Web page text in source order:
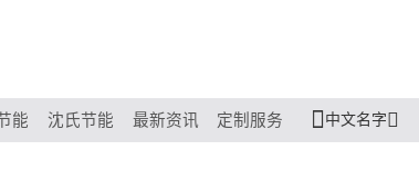
能 沈氏节能 最新资讯 定制服务 中文名字